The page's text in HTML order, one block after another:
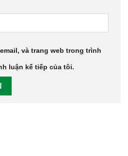
và trang web trong trình
luận kế tiếp của tôi.